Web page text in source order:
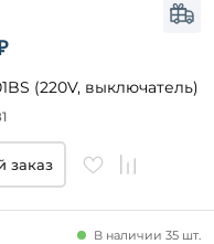
(220V, выключатель)
заказ
В наличии 35 шт.